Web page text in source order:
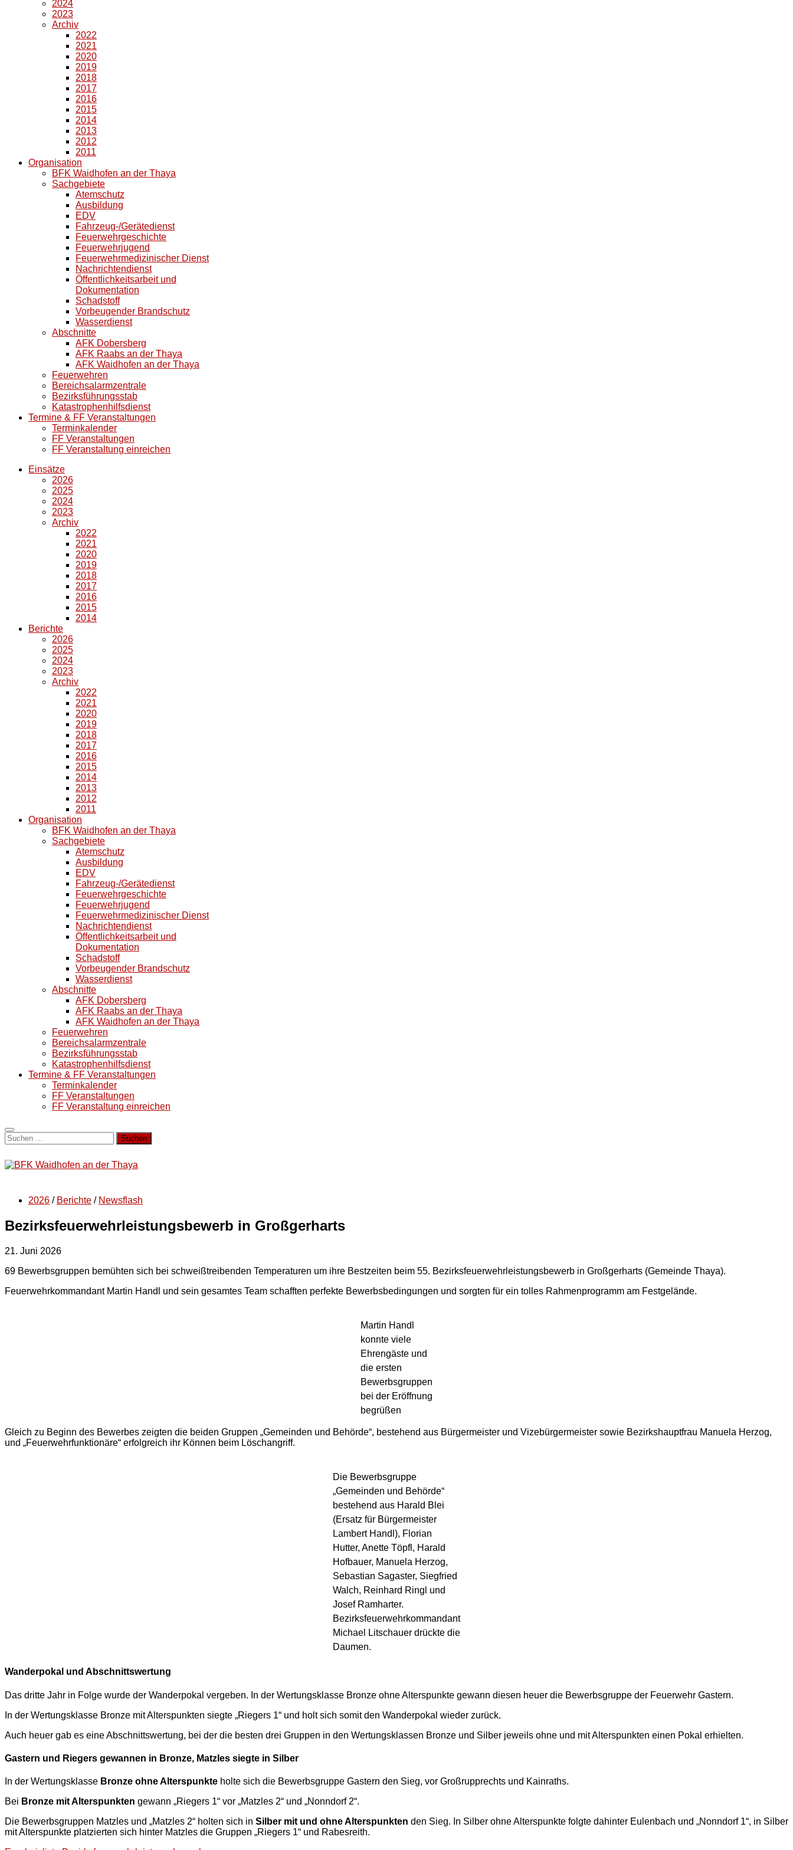
2024
2023
Archiv
2022
2021
2020
2019
2018
2017
2016
2015
2014
2013
2012
2011
Organisation
BFK Waidhofen an der Thaya
Sachgebiete
Atemschutz
Ausbildung
EDV
Fahrzeug-/Gerätedienst
Feuerwehrgeschichte
Feuerwehrjugend
Feuerwehrmedizinischer Dienst
Nachrichtendienst
Öffentlichkeitsarbeit und
Dokumentation
Schadstoff
Vorbeugender Brandschutz
Wasserdienst
Abschnitte
AFK Dobersberg
AFK Raabs an der Thaya
AFK Waidhofen an der Thaya
Feuerwehren
Bereichsalarmzentrale
Bezirksführungsstab
Katastrophenhilfsdienst
Termine & FF Veranstaltungen
Terminkalender
FF Veranstaltungen
FF Veranstaltung einreichen
Einsätze
2026
2025
2024
2023
Archiv
2022
2021
2020
2019
2018
2017
2016
2015
2014
Berichte
2026
2025
2024
2023
Archiv
2022
2021
2020
2019
2018
2017
2016
2015
2014
2013
2012
2011
Organisation
BFK Waidhofen an der Thaya
Sachgebiete
Atemschutz
Ausbildung
EDV
Fahrzeug-/Gerätedienst
Feuerwehrgeschichte
Feuerwehrjugend
Feuerwehrmedizinischer Dienst
Nachrichtendienst
Öffentlichkeitsarbeit und
Dokumentation
Schadstoff
Vorbeugender Brandschutz
Wasserdienst
Abschnitte
AFK Dobersberg
AFK Raabs an der Thaya
AFK Waidhofen an der Thaya
Feuerwehren
Bereichsalarmzentrale
Bezirksführungsstab
Katastrophenhilfsdienst
Termine & FF Veranstaltungen
Terminkalender
FF Veranstaltungen
FF Veranstaltung einreichen
Suchen
nach:
2026 / Berichte / Newsflash
Bezirksfeuerwehrleistungsbewerb in Großgerharts
21. Juni 2026
69 Bewerbsgruppen bemühten sich bei schweißtreibenden Temperaturen um ihre Bestzeiten beim 55. Bezirksfeuerwehrleistungsbewerb in Großgerharts (Gemeinde Thaya).
Feuerwehrkommandant Martin Handl und sein gesamtes Team schafften perfekte Bewerbsbedingungen und sorgten für ein tolles Rahmenprogramm am Festgelände.
Martin Handl
konnte viele
Ehrengäste und
die ersten
Bewerbsgruppen
bei der Eröffnung
begrüßen
Gleich zu Beginn des Bewerbes zeigten die beiden Gruppen „Gemeinden und Behörde“, bestehend aus Bürgermeister und Vizebürgermeister sowie Bezirkshauptfrau Manuela Herzog,
und „Feuerwehrfunktionäre“ erfolgreich ihr Können beim Löschangriff.
Die Bewerbsgruppe
„Gemeinden und Behörde“
bestehend aus Harald Blei
(Ersatz für Bürgermeister
Lambert Handl), Florian
Hutter, Anette Töpfl, Harald
Hofbauer, Manuela Herzog,
Sebastian Sagaster, Siegfried
Walch, Reinhard Ringl und
Josef Ramharter.
Bezirksfeuerwehrkommandant
Michael Litschauer drückte die
Daumen.
Wanderpokal und Abschnittswertung
Das dritte Jahr in Folge wurde der Wanderpokal vergeben. In der Wertungsklasse Bronze ohne Alterspunkte gewann diesen heuer die Bewerbsgruppe der Feuerwehr Gastern.
In der Wertungsklasse Bronze mit Alterspunkten siegte „Riegers 1“ und holt sich somit den Wanderpokal wieder zurück.
Auch heuer gab es eine Abschnittswertung, bei der die besten drei Gruppen in den Wertungsklassen Bronze und Silber jeweils ohne und mit Alterspunkten einen Pokal erhielten.
Gastern und Riegers gewannen in Bronze, Matzles siegte in Silber
In der Wertungsklasse Bronze ohne Alterspunkte holte sich die Bewerbsgruppe Gastern den Sieg, vor Großrupprechts und Kainraths.
Bei Bronze mit Alterspunkten gewann „Riegers 1“ vor „Matzles 2“ und „Nonndorf 2“.
Die Bewerbsgruppen Matzles und „Matzles 2“ holten sich in Silber mit und ohne Alterspunkten den Sieg. In Silber ohne Alterspunkte folgte dahinter Eulenbach und „Nonndorf 1“, in Silber
mit Alterspunkte platzierten sich hinter Matzles die Gruppen „Riegers 1“ und Rabesreith.